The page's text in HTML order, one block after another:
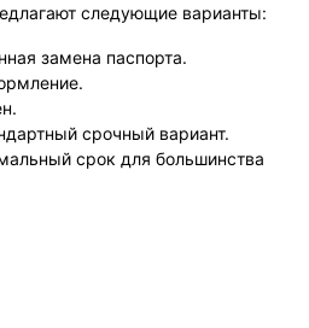
следующие варианты:
замена паспорта.
срочный вариант.
срок для большинства